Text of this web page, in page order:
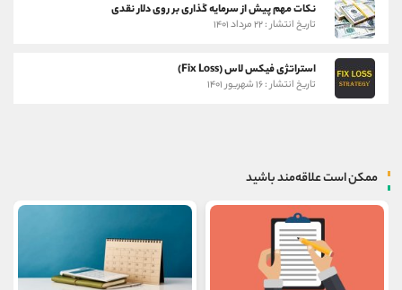
نکات مهم پیش از سرمایه گذاری بر روی دلار نقدی
تاریخ انتشار : ۲۲ مرداد ۱۴۰۱
استراتژی فیکس لاس (Fix Loss)
تاریخ انتشار : ۱۶ شهریور ۱۴۰۱
ممکن است علاقه‌مند باشید